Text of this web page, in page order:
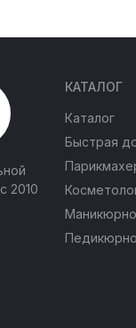
2010
КАТАЛОГ
Каталог
Быстрая